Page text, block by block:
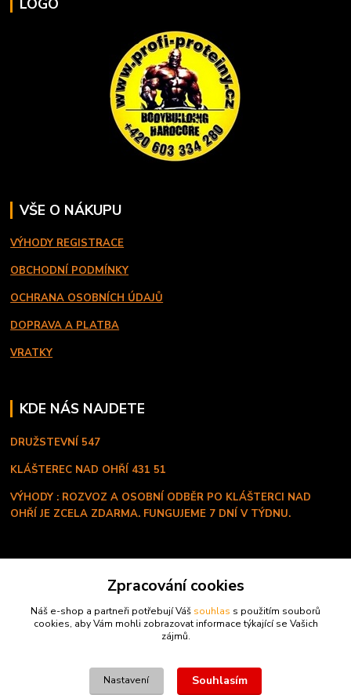
VŠE O NÁKUPU
VÝHODY REGISTRACE
OBCHODNÍ PODMÍNKY
OCHRANA OSOBNÍCH ÚDAJŮ
DOPRAVA A PLATBA
VRATKY
KDE NÁS NAJDETE
DRUŽSTEVNÍ 547
KLÁŠTEREC NAD OHŘÍ 431 51
VÝHODY : ROZVOZ A OSOBNÍ ODBĚR PO KLÁŠTERCI NAD
OHŘÍ JE ZCELA ZDARMA. FUNGUJEME 7 DNÍ V TÝDNU.
+420 603 334 280
Po - Ne ( 8:00 - 20:00 hod )
Zpracování cookies
Náš e-shop a partneři potřebují Váš souhlas s použitím souborů
cookies, aby Vám mohli zobrazovat informace týkající se Vašich
zájmů.
Nastavení Souhlasím